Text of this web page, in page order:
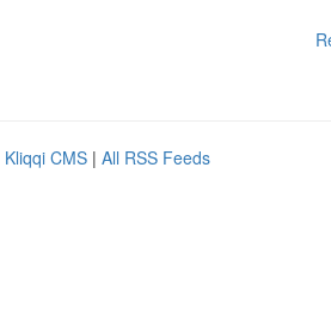
Kliqqi CMS | All RSS Feeds